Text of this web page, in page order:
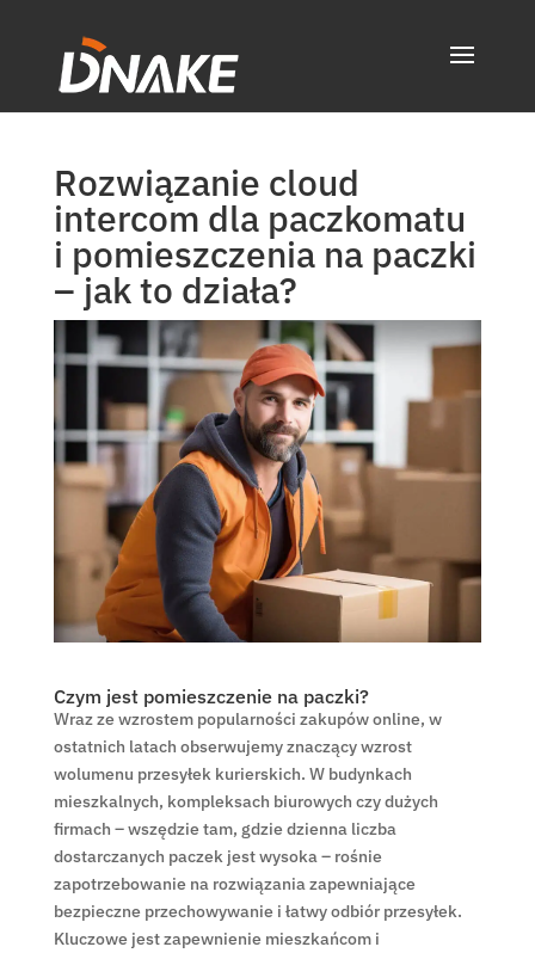
Rozwiązanie cloud
intercom dla paczkomatu
i pomieszczenia na paczki
– jak to działa?
Czym jest pomieszczenie na paczki?
Wraz ze wzrostem popularności zakupów online, w
ostatnich latach obserwujemy znaczący wzrost
wolumenu przesyłek kurierskich. W budynkach
mieszkalnych, kompleksach biurowych czy dużych
firmach – wszędzie tam, gdzie dzienna liczba
dostarczanych paczek jest wysoka – rośnie
zapotrzebowanie na rozwiązania zapewniające
bezpieczne przechowywanie i łatwy odbiór przesyłek.
Kluczowe jest zapewnienie mieszkańcom i